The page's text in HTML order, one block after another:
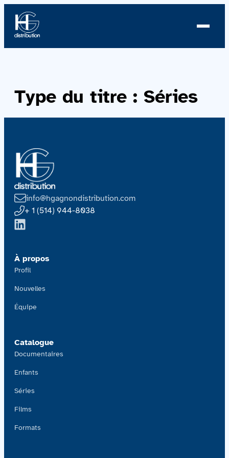
Profil
Équipe
Équipe
Catalogue
Acquisitions
Type du titre : Séries
info@hgagnondistribution.com
+ 1 (514) 944-8038
À propos
Profil
Nouvelles
Équipe
Catalogue
Documentaires
Enfants
Séries
Films
Formats